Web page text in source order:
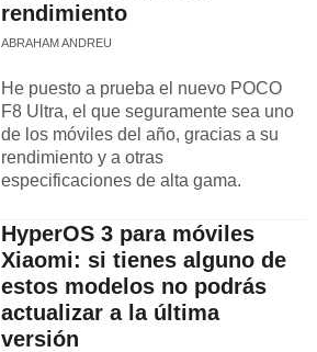
rendimiento
ABRAHAM ANDREU
He puesto a prueba el nuevo POCO
F8 Ultra, el que seguramente sea uno
de los móviles del año, gracias a su
rendimiento y a otras
especificaciones de alta gama.
HyperOS 3 para móviles
Xiaomi: si tienes alguno de
estos modelos no podrás
actualizar a la última
versión